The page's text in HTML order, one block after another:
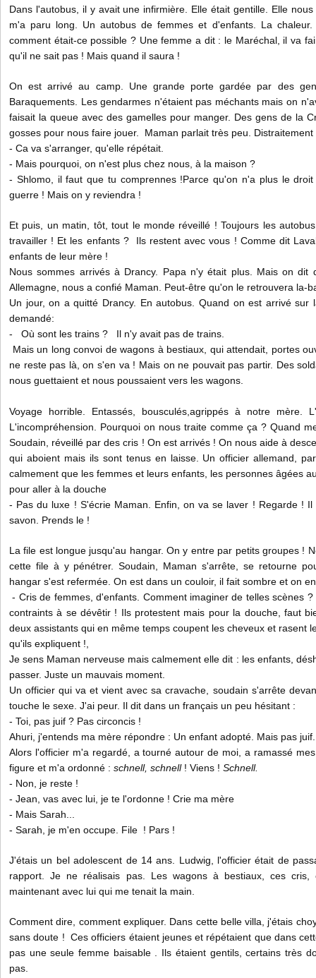
Dans l'autobus, il y avait une infirmière. Elle était gentille. Elle
m'a paru long. Un autobus de femmes et d'enfants. La
comment était-ce possible ? Une femme a dit : le Maréchal, il va
qu'il ne sait pas ! Mais quand il saura !
On est arrivé au camp. Une grande porte gardée par des
Baraquements. Les gendarmes n'étaient pas méchants mais on
faisait la queue avec des gamelles pour manger. Des gens de la
gosses pour nous faire jouer. Maman parlait très peu.
- Ca va s'arranger, qu'elle répétait.
- Mais pourquoi, on n'est plus chez nous, à la maison ?
- Shlomo, il faut que tu comprennes !Parce qu'on n'a plus le
guerre ! Mais on y reviendra !
Et puis, un matin, tôt, tout le monde réveillé ! Toujours les
travailler ! Et les enfants ? Ils restent avec vous ! Comme dit
enfants de leur mère !
Nous sommes arrivés à Drancy. Papa n'y était plus. Mais on dit
Allemagne, nous a confié Maman. Peut-être qu'on le retrouvera la-
Un jour, on a quitté Drancy. En autobus. Quand on est arrivé sur
demandé:
- Où sont les trains ? Il n'y avait pas de trains.
Mais un long convoi de wagons à bestiaux, qui attendait, portes
ne reste pas là, on s'en va ! Mais on ne pouvait pas partir. Des
nous guettaient et nous poussaient vers les wagons.
Voyage horrible. Entassés, bousculés,agrippés à
L'incompréhension. Pourquoi on nous traite comme ça ? Quand
Soudain, réveillé par des cris ! On est arrivés ! On nous aide à
qui aboient mais ils sont tenus en laisse. Un officier allemand,
calmement que les femmes et leurs enfants, les personnes âgées
pour aller à la douche
- Pas du luxe ! S'écrie Maman. Enfin, on va se laver ! Regarde !
savon. Prends le !
La file est longue jusqu'au hangar. On y entre par petits groupes !
cette file à y pénétrer. Soudain, Maman s'arrête, se retourne
hangar s'est refermée. On est dans un couloir, il fait sombre et on
- Cris de femmes, d'enfants. Comment imaginer de telles scènes
contraints à se dévêtir ! Ils protestent mais pour la douche, faut
deux assistants qui en même temps coupent les cheveux et rasent
qu'ils expliquent !,
Je sens Maman nerveuse mais calmement elle dit : les enfants,
passer. Juste un mauvais moment.
Un officier qui va et vient avec sa cravache, soudain s'arrête
touche le sexe. J'ai peur. Il dit dans un français un peu hésitant :
- Toi, pas juif ? Pas circoncis !
Ahuri, j'entends ma mère répondre : Un enfant adopté. Mais pas
Alors l'officier m'a regardé, a tourné autour de moi, a ramassé
figure et m'a ordonné : schnell, schnell! Viens ! Schnell.
- Non, je reste !
- Jean, vas avec lui, je te l'ordonne ! Crie ma mère
- Mais Sarah...
- Sarah, je m'en occupe. File ! Pars !
J'étais un bel adolescent de 14 ans. Ludwig, l'officier était de
rapport. Je ne réalisais pas. Les wagons à bestiaux, ces
maintenant avec lui qui me tenait la main.
Comment dire, comment expliquer. Dans cette belle villa, j'étais
sans doute ! Ces officiers étaient jeunes et répétaient que dans
pas une seule femme baisable . Ils étaient gentils, certains très
pas.